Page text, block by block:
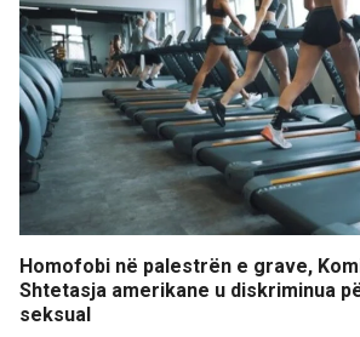
Homofobi në palestrën e grave,
Shtetasja amerikane u diskriminua
seksual